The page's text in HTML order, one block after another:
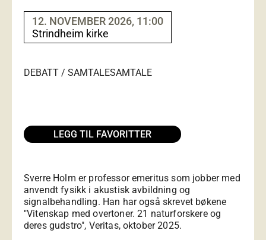
12. NOVEMBER 2026, 11:00
Strindheim kirke
DEBATT / SAMTALESAMTALE
LEGG TIL FAVORITTER
Sverre Holm er professor emeritus som jobber med
anvendt fysikk i akustisk avbildning og
signalbehandling. Han har også skrevet bøkene
"Vitenskap med overtoner. 21 naturforskere og
deres gudstro", Veritas, oktober 2025.